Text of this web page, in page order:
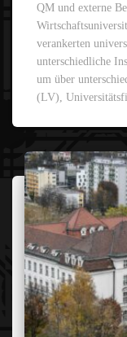
QM und externe
verankerten
unterschiedliche
um über
(LV),